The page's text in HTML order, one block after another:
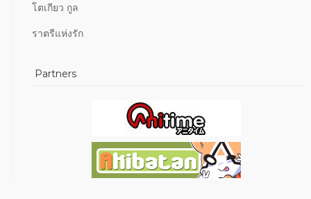
โตเกียว กูล
ราตรีแห่งรัก
Partners